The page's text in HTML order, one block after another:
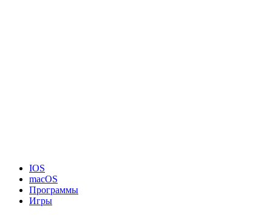
IOS
macOS
Программы
Игры